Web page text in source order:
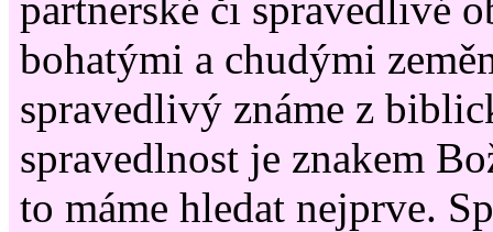
bohatými a chudými
spravedlivý známe z
spravedlnost je znakem
to máme hledat nejprve.